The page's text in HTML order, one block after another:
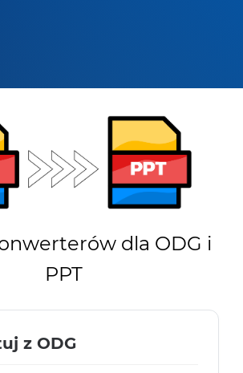
dla ODG i
PPT
z ODG